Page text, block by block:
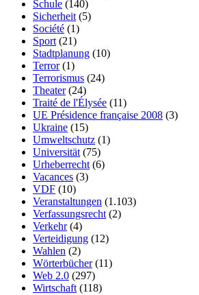
Schule (140)
Sicherheit (5)
Société (1)
Sport (21)
Stadtplanung (10)
Terror(1)
Terrorismus (24)
Theater(24)
Traité de l'Élysée (11)
UE Présidence française 2008 (3)
Ukraine (15)
Umweltschutz (1)
Universität (75)
Urheberrecht (6)
Vacances (3)
VDF (10)
Veranstaltungen (1.103)
Verfassungsrecht (2)
Verkehr(4)
Verteidigung (12)
Wahlen (2)
Wörterbücher(11)
Web 2.0 (297)
Wirtschaft (118)